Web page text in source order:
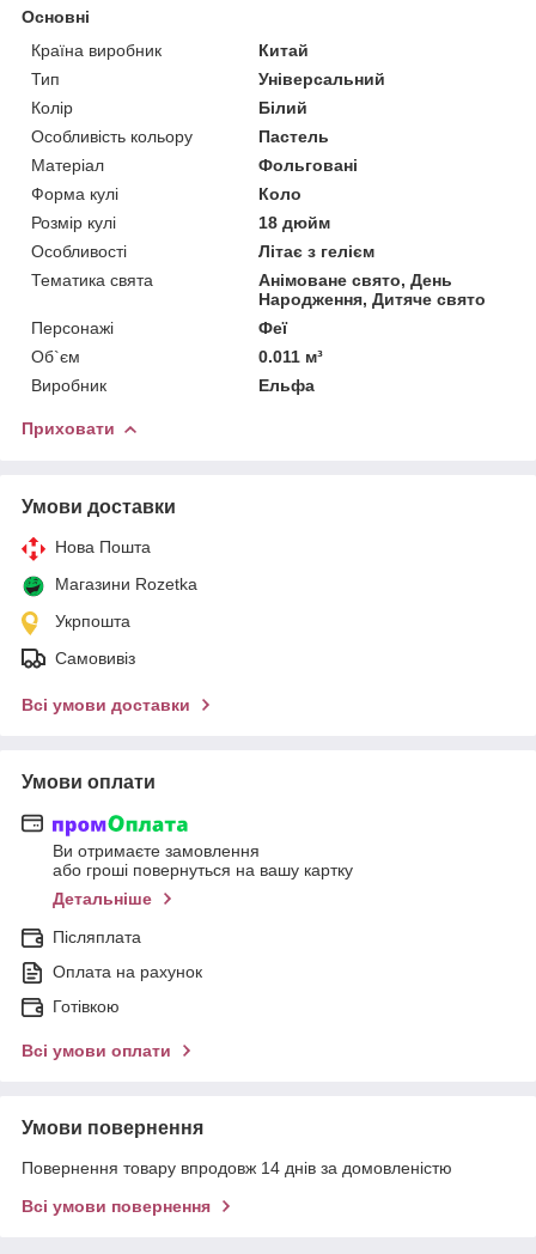
Основні
Країна виробник
Китай
Тип
Універсальний
Колір
Білий
Особливість кольору
Пастель
Матеріал
Фольговані
Форма кулі
Коло
Розмір кулі
18 дюйм
Особливості
Літає з гелієм
Тематика свята
Анімоване свято, День
Народження, Дитяче свято
Персонажі
Феї
Об`єм
0.011 м³
Виробник
Ельфа
Приховати
Умови доставки
Нова Пошта
Магазини Rozetka
Укрпошта
Самовивіз
Всі умови доставки
Умови оплати
Ви отримаєте замовлення
або гроші повернуться на вашу картку
Детальніше
Післяплата
Оплата на рахунок
Готівкою
Всі умови оплати
Умови повернення
Повернення товару впродовж 14 днів за домовленістю
Всі умови повернення